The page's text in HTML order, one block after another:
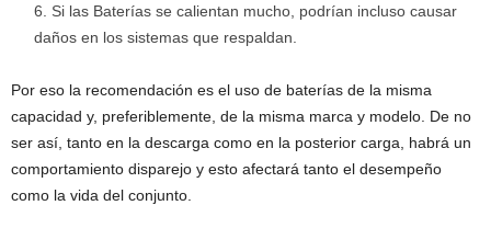
Si las Baterías se calientan mucho, podrían incluso causar
daños en los sistemas que respaldan.
Por eso la recomendación es el uso de baterías de la misma
capacidad y, preferiblemente, de la misma marca y modelo. De no
ser así, tanto en la descarga como en la posterior carga, habrá un
comportamiento disparejo y esto afectará tanto el desempeño
como la vida del conjunto.